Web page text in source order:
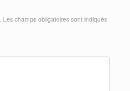
Les champs obligatoires sont indiqués